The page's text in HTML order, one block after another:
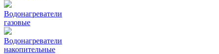
Водонагреватели
газовые
Водонагреватели
накопительные